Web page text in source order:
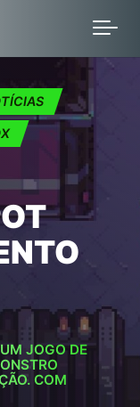
JOGO DE
COM